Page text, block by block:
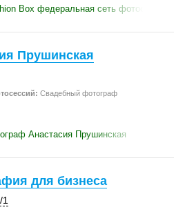
Box федеральная сеть фотостудий
Прушинская
Свадебный фотограф
Анастасия Прушинская
для бизнеса
1